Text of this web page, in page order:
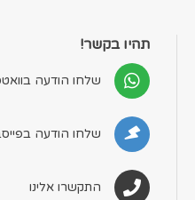
תהיו בקשר!
שלחו הודעה
שלחו הודעה
התקשרו אלינו